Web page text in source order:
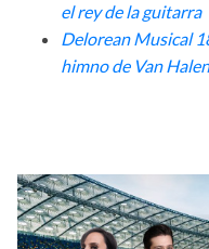
el rey de la guitarra
Delorean Musical
himno de Van Halen